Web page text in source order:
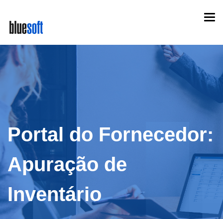
main
content
Portal do Fornecedor:
Apuração de
Inventário